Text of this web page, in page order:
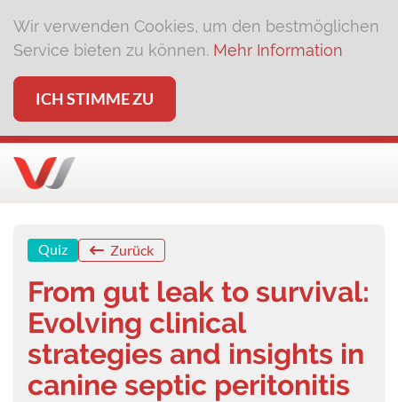
Wir verwenden Cookies, um den bestmöglichen
Service bieten zu können. Mehr Information
ICH STIMME ZU
Quiz Zurück
From gut leak to survival:
Evolving clinical
strategies and insights in
canine septic peritonitis